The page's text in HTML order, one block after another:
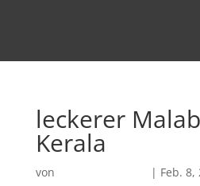
leckerer
Kerala
von | Feb. 8,